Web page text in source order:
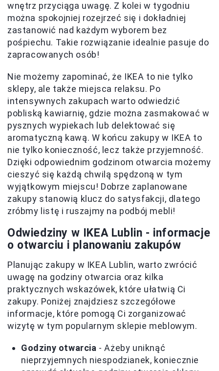
wnętrz przyciąga uwagę. Z kolei w tygodniu
można spokojniej rozejrzeć się i dokładniej
zastanowić nad każdym wyborem bez
pośpiechu. Takie rozwiązanie idealnie pasuje do
zapracowanych osób!
Nie możemy zapominać, że IKEA to nie tylko
sklepy, ale także miejsca relaksu. Po
intensywnych zakupach warto odwiedzić
pobliską kawiarnię, gdzie można zasmakować w
pysznych wypiekach lub delektować się
aromatyczną kawą. W końcu zakupy w IKEA to
nie tylko konieczność, lecz także przyjemność.
Dzięki odpowiednim godzinom otwarcia możemy
cieszyć się każdą chwilą spędzoną w tym
wyjątkowym miejscu! Dobrze zaplanowane
zakupy stanowią klucz do satysfakcji, dlatego
zróbmy listę i ruszajmy na podbój mebli!
Odwiedziny w IKEA Lublin - informacje
o otwarciu i planowaniu zakupów
Planując zakupy w IKEA Lublin, warto zwrócić
uwagę na godziny otwarcia oraz kilka
praktycznych wskazówek, które ułatwią Ci
zakupy. Poniżej znajdziesz szczegółowe
informacje, które pomogą Ci zorganizować
wizytę w tym popularnym sklepie meblowym.
Godziny otwarcia - Ażeby uniknąć
nieprzyjemnych niespodzianek, koniecznie